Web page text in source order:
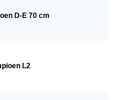
D-E 70 cm
L2